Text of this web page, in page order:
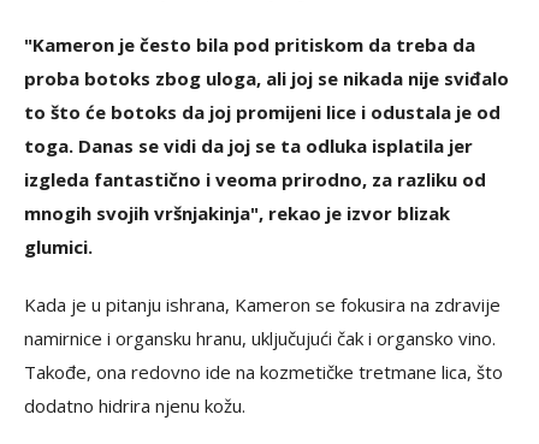
"Kameron je često bila pod pritiskom da treba da
proba botoks zbog uloga, ali joj se nikada nije sviđalo
to što će botoks da joj promijeni lice i odustala je od
toga. Danas se vidi da joj se ta odluka isplatila jer
izgleda fantastično i veoma prirodno, za razliku od
mnogih svojih vršnjakinja", rekao je izvor blizak
glumici.
Kada je u pitanju ishrana, Kameron se fokusira na zdravije
namirnice i organsku hranu, uključujući čak i organsko vino.
Takođe, ona redovno ide na kozmetičke tretmane lica, što
dodatno hidrira njenu kožu.